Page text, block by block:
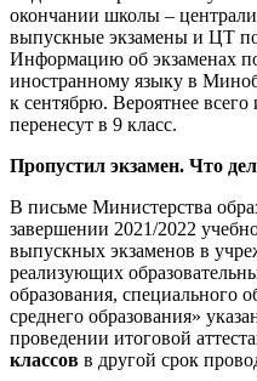
окончании школы –
выпускные экзамены и ЦТ
Информацию об экзаменах
иностранному языку в
к сентябрю. Вероятнее
перенесут в 9 класс.
Пропустил экзамен. Что
В письме Министерства
завершении 2021/2022
выпускных экзаменов в
реализующих
образования, специального
среднего образования»
проведении итоговой
классов в другой срок